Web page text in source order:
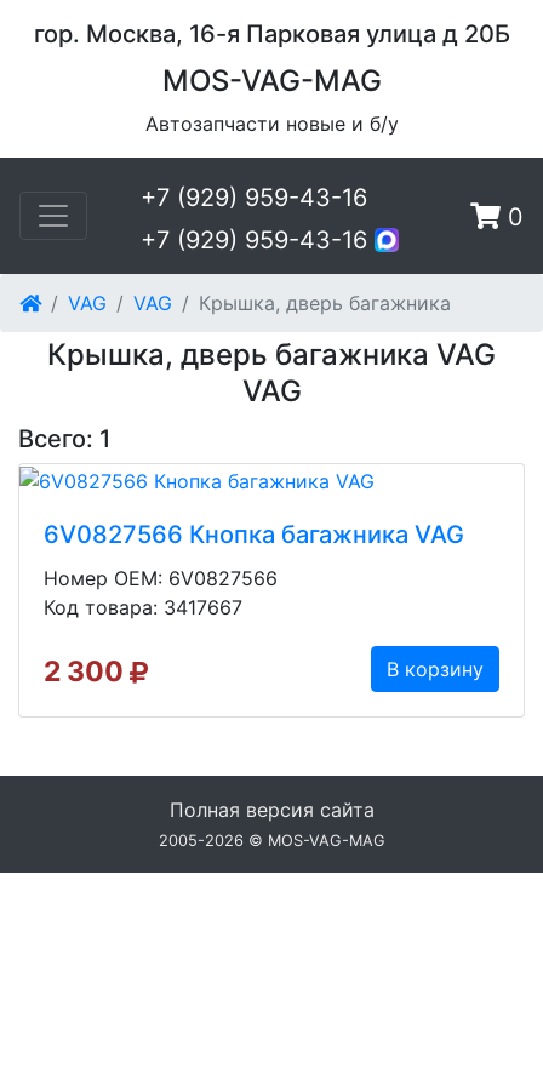
гор. Москва, 16-я Парковая улица д 20Б
MOS-VAG-MAG
Автозапчасти новые и б/у
+7 (929) 959-43-16
+7 (929) 959-43-16
0
VAG VAG Крышка, дверь багажника
Крышка, дверь багажника VAG
VAG
Всего: 1
6V0827566 Кнопка багажника VAG
Номер OEM: 6V0827566
Код товара: 3417667
2 300 В корзину
Полная версия сайта
2005-2026 © MOS-VAG-MAG